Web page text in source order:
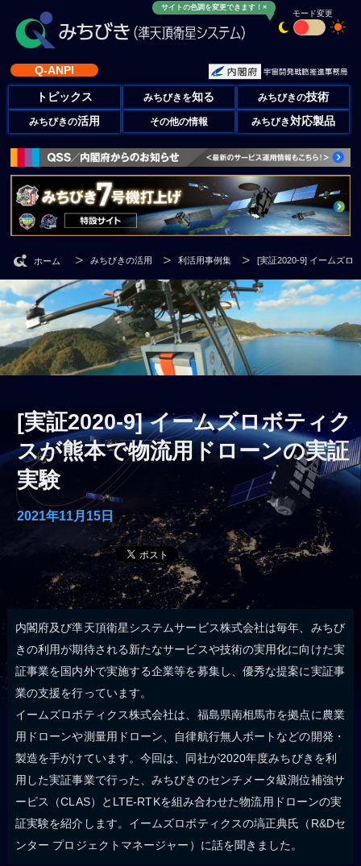
サイトの色調を変更できます！×
モード変更
Q-ANPI
トピックス みちびきを知る みちびきの技術
みちびきの活用 その他の情報 みちびき対応製品
ホーム みちびきの活用 利活用事例集 [実証2020-9] イームズロ
[実証2020-9] イームズロボティク
スが熊本で物流用ドローンの実証
実験
2021年11月15日
内閣府及び準天頂衛星システムサービス株式会社は毎年、みちび
きの利用が期待される新たなサービスや技術の実用化に向けた実
証事業を国内外で実施する企業等を募集し、優秀な提案に実証事
業の支援を行っています。
イームズロボティクス株式会社は、福島県南相馬市を拠点に農業
用ドローンや測量用ドローン、自律航行無人ボートなどの開発・
製造を手がけています。今回は、同社が2020年度みちびきを利
用した実証事業で行った、みちびきのセンチメータ級測位補強サ
ービス（CLAS）とLTE-RTKを組み合わせた物流用ドローンの実
証実験を紹介します。イームズロボティクスの塙正典氏（R&Dセ
ンター プロジェクトマネージャー）に話を聞きました。